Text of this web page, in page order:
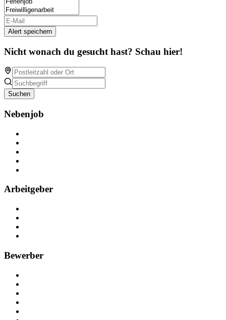
Alert speichern
Nicht wonach du gesucht hast? Schau hier!
Suchen
Nebenjob
Arbeitgeber
Bewerber